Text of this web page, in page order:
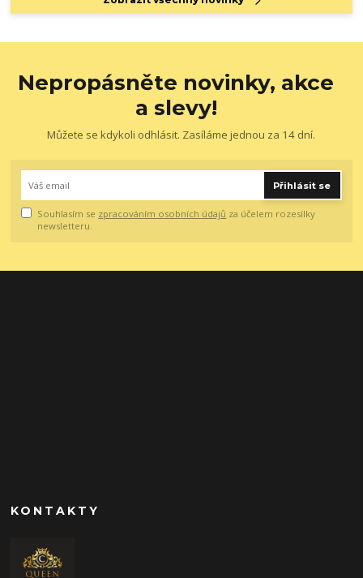
Nepropásněte novinky, akce
a slevy!
Můžete se kdykoli odhlásit. Zasíláme jednou za 14 dní.
Přihlásit se
Souhlasím se zpracováním osobních údajů za účelem rozesílky
newsletteru.
KONTAKTY